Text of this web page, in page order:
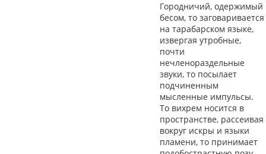
Городничий, одержимый
бесом, то заговаривается
на тарабарском языке,
извергая утробные,
почти
нечленораздельные
звуки, то посылает
подчиненным
мысленные импульсы.
То вихрем носится в
пространстве, рассеивая
вокруг искры и языки
пламени, то принимает